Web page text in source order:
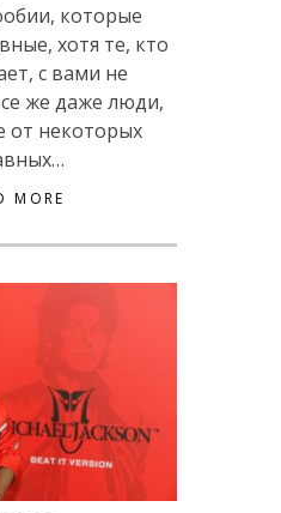
которые
хотя те, кто
с вами не
же даже люди,
от некоторых
MORE